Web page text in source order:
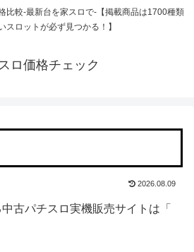
比較-最新台を家スロで-【掲載商品は1700種類
スロットが必ず見つかる！】
ロ価格チェック
2026.08.09
古パチスロ実機販売サイトは「